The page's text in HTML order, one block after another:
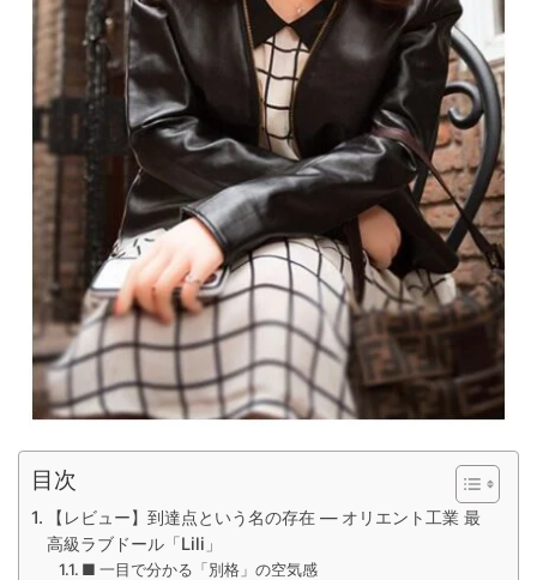
目次
【レビュー】到達点という名の存在 ― オリエント工業 最
高級ラブドール「Lili」
■ 一目で分かる「別格」の空気感